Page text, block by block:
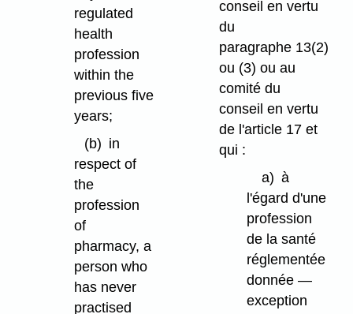
regulated
health
profession
within the
previous five
years;
(b) in
respect of
the
profession
of
pharmacy, a
person who
has never
practised
conseil en vertu
du
paragraphe 13(2)
ou (3) ou au
comité du
conseil en vertu
de l'article 17 et
qui :
a) à
l'égard d'une
profession
de la santé
réglementée
donnée —
exception